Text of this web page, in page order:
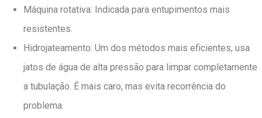
Máquina rotativa: Indicada para entupimentos mais
resistentes.
Hidrojateamento: Um dos métodos mais eficientes, usa
jatos de água de alta pressão para limpar completamente
a tubulação. É mais caro, mas evita recorrência do
problema.